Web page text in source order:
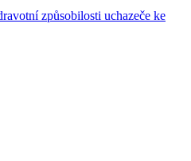
způsobilosti uchazeče ke